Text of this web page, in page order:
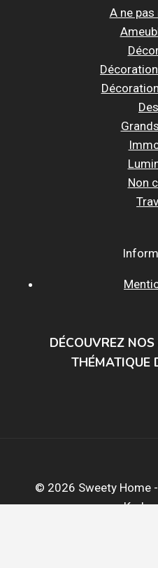
A ne
Non
DÉCOUVREZ
THÉMATIQUE
© 2026 Sweety Home